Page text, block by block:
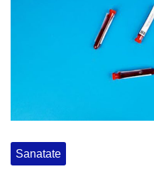
Sanatate